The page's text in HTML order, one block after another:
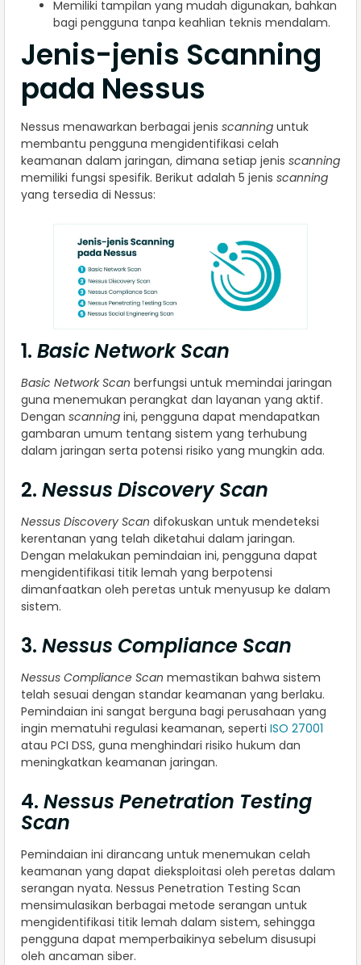
Memiliki tampilan yang mudah digunakan, bahkan
bagi pengguna tanpa keahlian teknis mendalam.
Jenis-jenis Scanning
pada Nessus
Nessus menawarkan berbagai jenis scanning untuk
membantu pengguna mengidentifikasi celah
keamanan dalam jaringan, dimana setiap jenis scanning
memiliki fungsi spesifik. Berikut adalah 5 jenis scanning
yang tersedia di Nessus:
1. Basic Network Scan
Basic Network Scan berfungsi untuk memindai jaringan
guna menemukan perangkat dan layanan yang aktif.
Dengan scanning ini, pengguna dapat mendapatkan
gambaran umum tentang sistem yang terhubung
dalam jaringan serta potensi risiko yang mungkin ada.
2. Nessus Discovery Scan
Nessus Discovery Scan difokuskan untuk mendeteksi
kerentanan yang telah diketahui dalam jaringan.
Dengan melakukan pemindaian ini, pengguna dapat
mengidentifikasi titik lemah yang berpotensi
dimanfaatkan oleh peretas untuk menyusup ke dalam
sistem.
3. Nessus Compliance Scan
Nessus Compliance Scan memastikan bahwa sistem
telah sesuai dengan standar keamanan yang berlaku.
Pemindaian ini sangat berguna bagi perusahaan yang
ingin mematuhi regulasi keamanan, seperti ISO 27001
atau PCI DSS, guna menghindari risiko hukum dan
meningkatkan keamanan jaringan.
4. Nessus Penetration Testing
Scan
Pemindaian ini dirancang untuk menemukan celah
keamanan yang dapat dieksploitasi oleh peretas dalam
serangan nyata. Nessus Penetration Testing Scan
mensimulasikan berbagai metode serangan untuk
mengidentifikasi titik lemah dalam sistem, sehingga
pengguna dapat memperbaikinya sebelum disusupi
oleh ancaman siber.